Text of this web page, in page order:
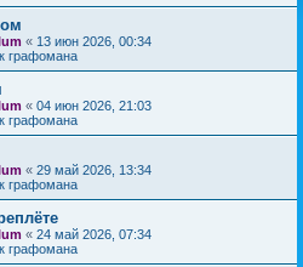
« 13 июн 2026, 00:34
графомана
« 04 июн 2026, 21:03
графомана
« 29 май 2026, 13:34
графомана
« 24 май 2026, 07:34
графомана